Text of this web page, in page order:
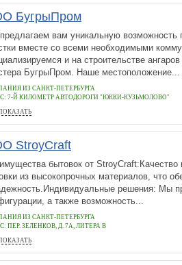
БугрыПром
вам уникальную возможность
вместе со всеми необходимыми
и на строительстве
БугрыПром. Наше местоположение...
ИЗ САНКТ-ПЕТЕРБУРГА
7-Й КИЛОМЕТР АВТОДОРОГИ "ЮККИ-КУЗЬМОЛОВО"
StroyCraft
бытовок от
из высокопрочных материалов, что
решения: Мы
а также возможность...
ИЗ САНКТ-ПЕТЕРБУРГА
ПЕР. ЗЕЛЕНКОВ, Д. 7А, ЛИТЕРА В
72-90